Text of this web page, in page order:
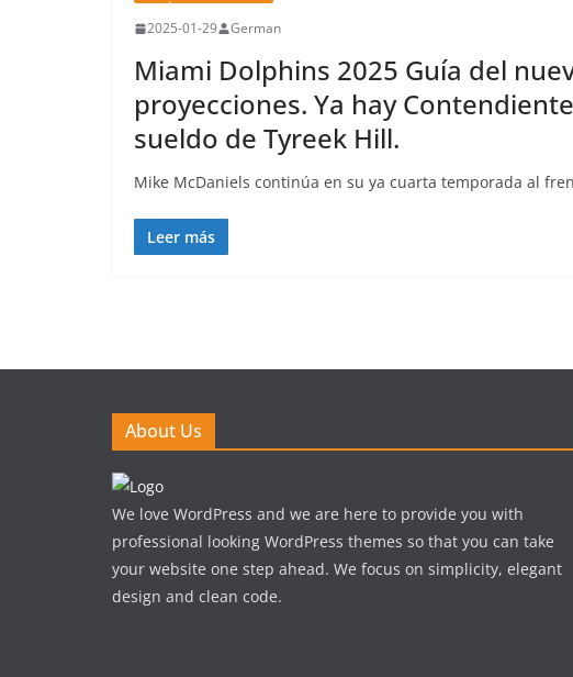
2025-01-29 German
Miami Dolphins 2025 Guía del
proyecciones. Ya hay
sueldo de Tyreek Hill.
Mike McDaniels continúa en su ya cuarta temporada al
Leer más
About Us
We love WordPress and we are here to provide you with
professional looking WordPress themes so that you can take
your website one step ahead. We focus on simplicity, elegant
design and clean code.